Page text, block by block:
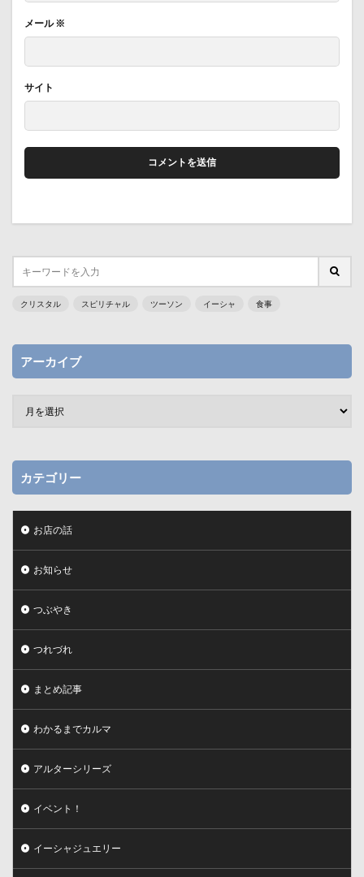
メール※
サイト
クリスタル スピリチャル ツーソン イーシャ 食事
アーカイブ
カテゴリー
お店の話
お知らせ
つぶやき
つれづれ
まとめ記事
わかるまでカルマ
アルターシリーズ
イベント！
イーシャジュエリー